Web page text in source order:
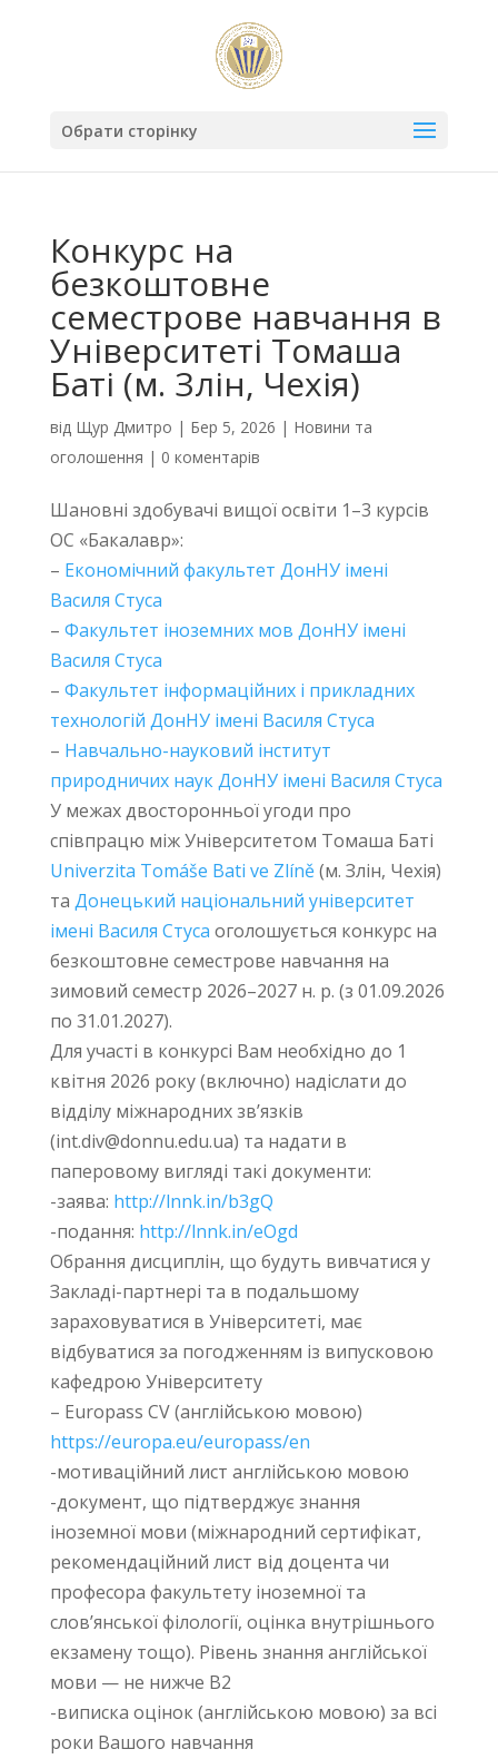
Обрати сторінку
Конкурс на
безкоштовне
семестрове навчання в
Університеті Томаша
Баті (м. Злін, Чехія)
від Щур Дмитро | Бер 5, 2026 | Новини та
оголошення | 0 коментарів
Шановні здобувачі вищої освіти 1–3 курсів
ОС «Бакалавр»:
– Економічний факультет ДонНУ імені
Василя Стуса
– Факультет іноземних мов ДонНУ імені
Василя Стуса
– Факультет інформаційних і прикладних
технологій ДонНУ імені Василя Стуса
– Навчально-науковий інститут
природничих наук ДонНУ імені Василя Стуса
У межах двосторонньої угоди про
співпрацю між Університетом Томаша Баті
Univerzita Tomáše Bati ve Zlíně(м. Злін, Чехія)
та Донецький національний університет
імені Василя Cтуса оголошується конкурс на
безкоштовне семестрове навчання на
зимовий семестр 2026–2027 н. р. (з 01.09.2026
по 31.01.2027).
Для участі в конкурсі Вам необхідно до 1
квітня 2026 року (включно) надіслати до
відділу міжнародних зв’язків
(int.div@donnu.edu.ua) та надати в
паперовому вигляді такі документи:
-заява: http://lnnk.in/b3gQ
-подання: http://lnnk.in/eOgd
Обрання дисциплін, що будуть вивчатися у
Закладі-партнері та в подальшому
зараховуватися в Університеті, має
відбуватися за погодженням із випусковою
кафедрою Університету
– Europass CV (англійською мовою)
https://europa.eu/europass/en
-мотиваційний лист англійською мовою
-документ, що підтверджує знання
іноземної мови (міжнародний сертифікат,
рекомендаційний лист від доцента чи
професора факультету іноземної та
слов’янської філології, оцінка внутрішнього
екзамену тощо). Рівень знання англійської
мови — не нижче В2
-виписка оцінок (англійською мовою) за всі
роки Вашого навчання